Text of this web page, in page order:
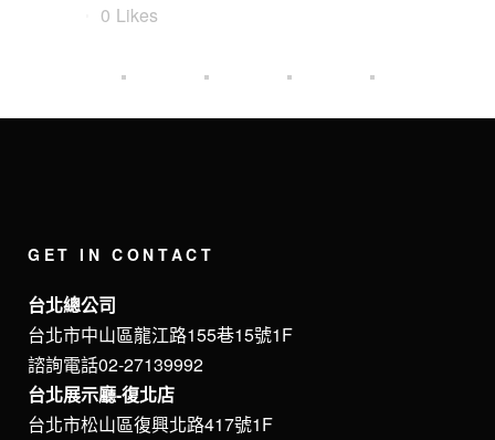
0 Likes
GET IN CONTACT
台北總公司
台北市中山區龍江路155巷15號1F
諮詢電話02-27139992
台北展示廳-復北店
台北市松山區復興北路417號1F